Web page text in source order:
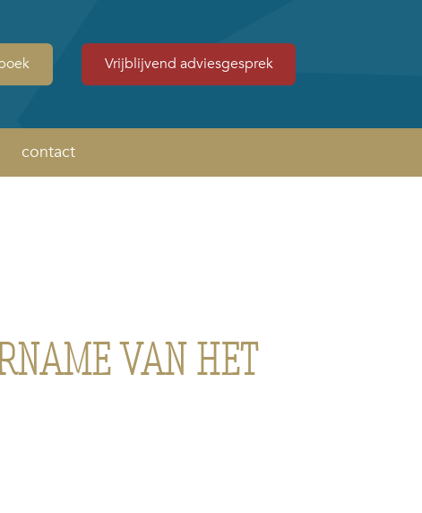
Vrijblijvend adviesgesprek
contact
VAN HET